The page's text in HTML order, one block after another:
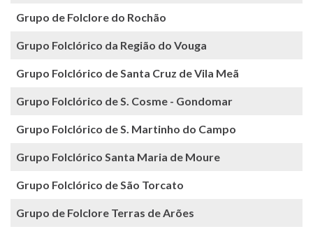
Grupo de Folclore do Rochão
Grupo Folclórico da Região do Vouga
Grupo Folclórico de Santa Cruz de Vila Meã
Grupo Folclórico de S. Cosme - Gondomar
Grupo Folclórico de S. Martinho do Campo
Grupo Folclórico Santa Maria de Moure
Grupo Folclórico de São Torcato
Grupo de Folclore Terras de Arões